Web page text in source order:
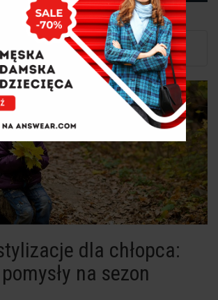
Strona główna
Dziecko
stylizacje dla chłopca: Najlepsze...
dla chłopca:
na sezon